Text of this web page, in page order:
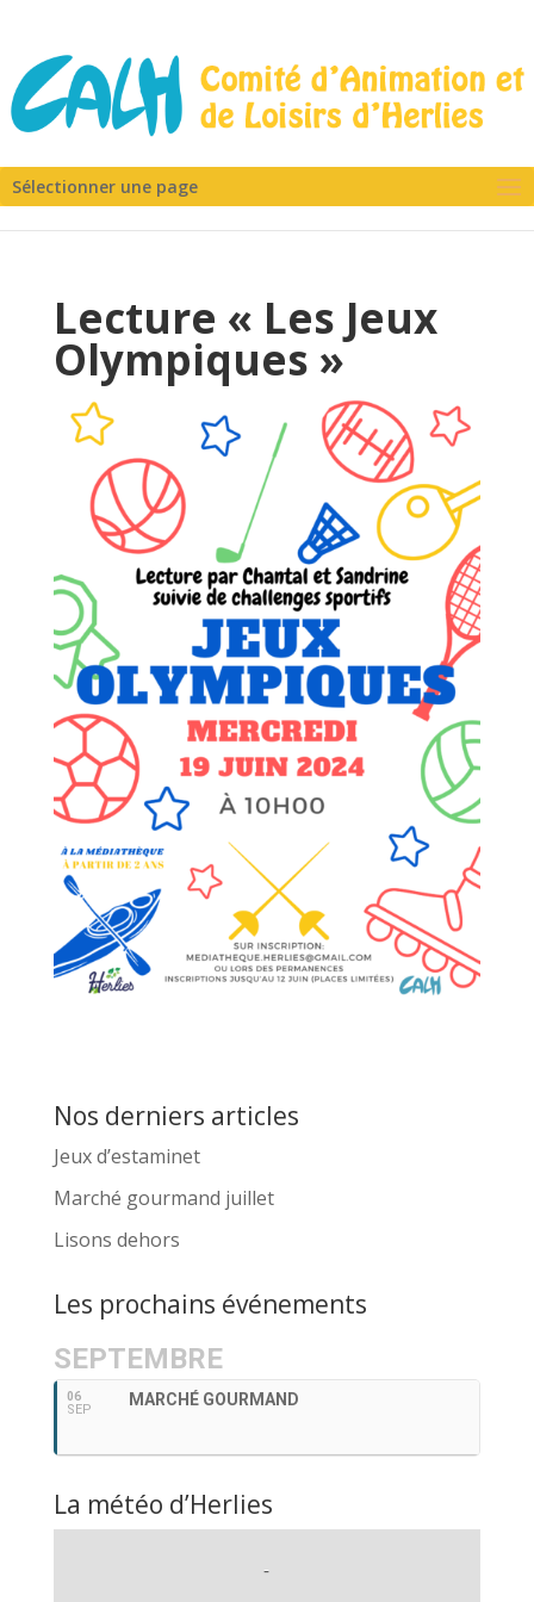
Sélectionner une page
Lecture « Les Jeux
Olympiques »
Nos derniers articles
Jeux d’estaminet
Marché gourmand juillet
Lisons dehors
Les prochains événements
SEPTEMBRE
06
SEP
MARCHÉ GOURMAND
La météo d’Herlies
-